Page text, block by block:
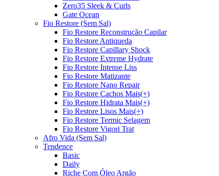
Zero35 Sleek & Curls
Gate Ocean
Fio Restore (Sem Sal)
Fio Restore Reconstrução Capilar
Fio Restore Antiqueda
Fio Restore Capillary Shock
Fio Restore Extreme Hydrate
Fio Restore Intense Liss
Fio Restore Matizante
Fio Restore Nano Repair
Fio Restore Cachos Mais(+)
Fio Restore Hidrata Mais(+)
Fio Restore Lisos Mais(+)
Fio Restore Termic Selagem
Fio Restore Vigori Trat
Afro Vida (Sem Sal)
Tendence
Basic
Daily
Riche Com Óleo Argão